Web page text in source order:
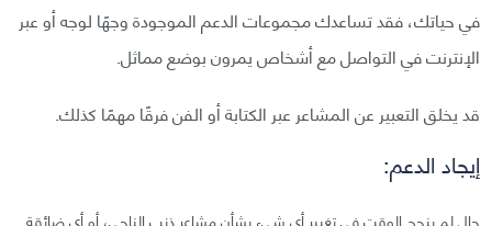
في حياتك، فقد تساعدك مجموعات الدعم الموجودة وجهًا لوجه أو عبر
الإنترنت في التواصل مع أشخاص يمرون بوضع مماثل.
قد يخلق التعبير عن المشاعر عبر الكتابة أو الفن فرقًا مهمًا كذلك.
إيجاد الدعم:
حال لم ينجح الوقت في تغيير أي شيء بشأن مشاعر ذنب الناجي، أو أي ضائقة